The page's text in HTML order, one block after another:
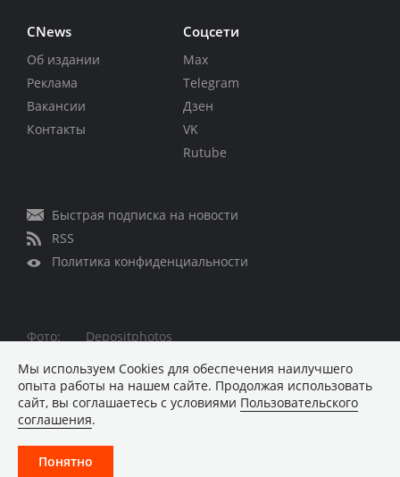
CNews
Об издании
Реклама
Вакансии
Контакты
Соцсети
Max
Telegram
Дзен
VK
Rutube
Быстрая подписка на новости
RSS
Политика конфиденциальности
Фото:
Depositphotos
Все права защищены © 1995 – 2026
Материалы, помеченные знаком ■ опубликованы на
коммерческой основе
Хостинг-провайдер REG.RU
Мы используем Сookies для обеспечения наилучшего
опыта работы на нашем сайте. Продолжая использовать
сайт, вы соглашаетесь с условиями Пользовательского
соглашения.
Понятно